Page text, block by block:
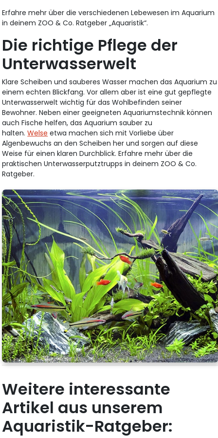
Erfahre mehr über die verschiedenen Lebewesen im Aquarium
in deinem ZOO & Co. Ratgeber „Aquaristik“.
Die richtige Pflege der
Unterwasserwelt
Klare Scheiben und sauberes Wasser machen das Aquarium zu
einem echten Blickfang. Vor allem aber ist eine gut gepflegte
Unterwasserwelt wichtig für das Wohlbefinden seiner
Bewohner. Neben einer geeigneten Aquariumstechnik können
auch Fische helfen, das Aquarium sauber zu
halten.Welse etwa machen sich mit Vorliebe über
Algenbewuchs an den Scheiben her und sorgen auf diese
Weise für einen klaren Durchblick. Erfahre mehr über die
praktischen Unterwasserputztrupps in deinem ZOO & Co.
Ratgeber.
Weitere interessante
Artikel aus unserem
Aquaristik-Ratgeber: